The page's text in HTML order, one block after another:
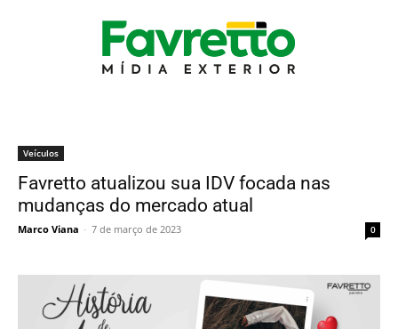
Veículos
Favretto atualizou sua IDV focada nas
mudanças do mercado atual
Marco Viana - 7 de março de 2023 0